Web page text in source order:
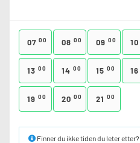
07 00 08 00 09 00 10
13 00 14 00 15 00 16
19 00 20 00 21 00
Finner du ikke tiden du leter etter?